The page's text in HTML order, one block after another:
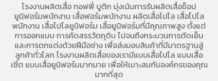
โรงงานผลิตเสื้อ ทอฟฟี่ บูติก มุ่งเน้นการรับผลิตเสื้อช็อป
ยูนิฟอร์มพนักงาน เสื้อฟอร์มพนักงาน ผลิตเสื้อโปโล เสื้อโปโล
พนักงาน เสื้อโปโลยูนิฟอร์ม เสื้อยูนิฟอร์มที่มีคุณภาพสูง ตั้งแต่
การออกแบบ การคัดสรรวัตถุดิบ ไปจนถึงกระบวนการตัดเย็บ
และการตกแต่งด้วยฝีมือช่าง เพื่อส่งมอบสินค้าที่มีมาตรฐานสู่
ลูกค้าทั่วโลก โรงงานผลิตเสื้อของเรามีแบบเสื้อโปโล แบบเสื้อ
เชิ้ต แบบเสื้อยูนิฟอร์มมากมาย เพื่อให้เมาะสมกับองค์กรของคุณ
มากที่สุด